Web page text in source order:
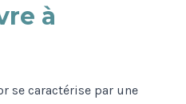
à
se caractérise par une